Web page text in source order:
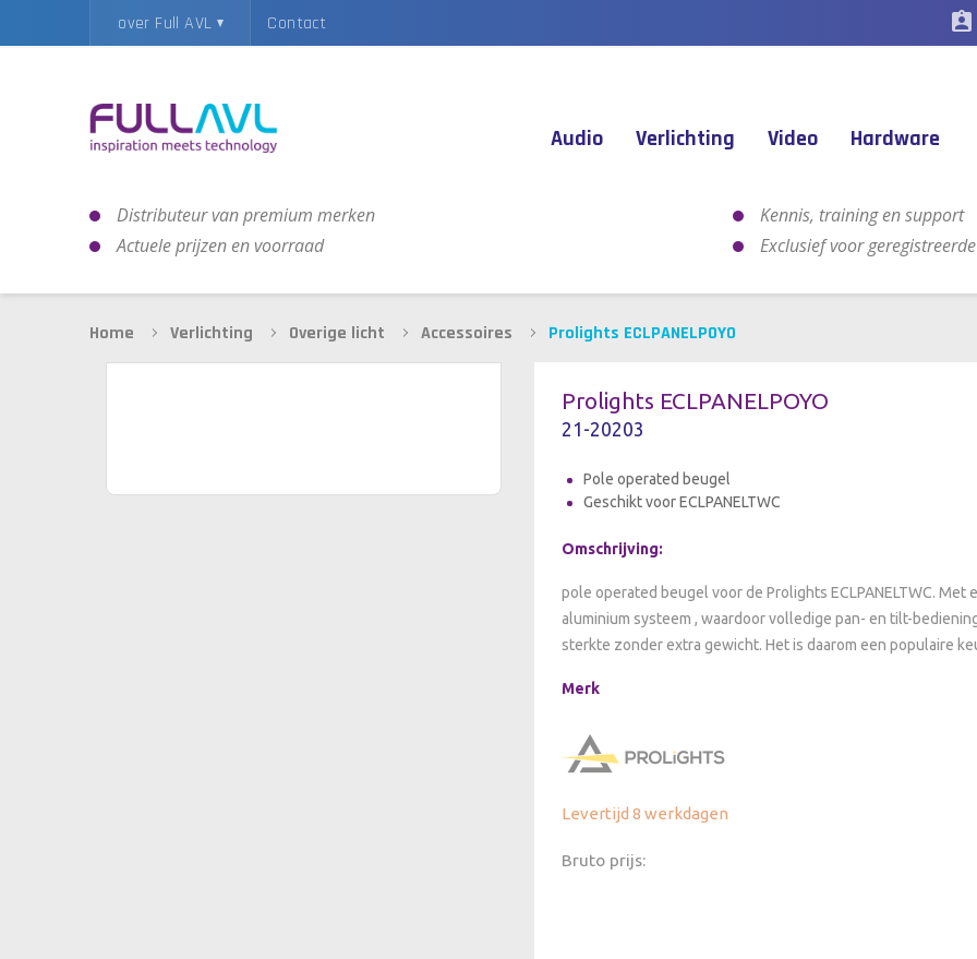
Contact
over Full AVL assignment_ind
Audio Verlichting Video Hardware
Distributeur van premium merken
Kennis, training en support
Actuele prijzen en voorraad
Exclusief voor
Home Verlichting Overige licht Accessoires Prolights ECLPANELPOYO
Prolights ECLPANELPOYO
21-20203
Pole operated beugel
Geschikt voor ECLPANELTWC
Omschrijving:
pole operated beugel voor de Prolights ECLPANELTWC.
aluminium systeem , waardoor volledige pan- en tilt-
sterkte zonder extra gewicht. Het is daarom een populaire
Merk
Levertijd 8 werkdagen
Bruto prijs: